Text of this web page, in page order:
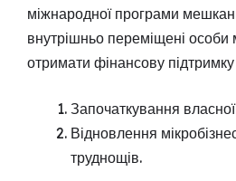
міжнародної програми
внутрішньо переміщені
отримати фінансову
Започаткування
Відновлення
труднощів.